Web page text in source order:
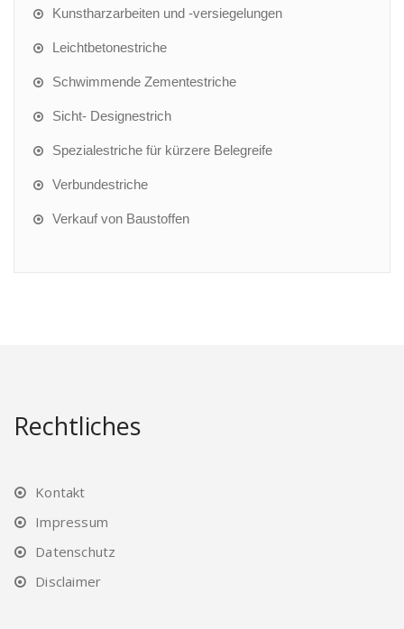
Kunstharzarbeiten und -versiegelungen
Leichtbetonestriche
Schwimmende Zementestriche
Sicht- Designestrich
Spezialestriche für kürzere Belegreife
Verbundestriche
Verkauf von Baustoffen
Rechtliches
Kontakt
Impressum
Datenschutz
Disclaimer